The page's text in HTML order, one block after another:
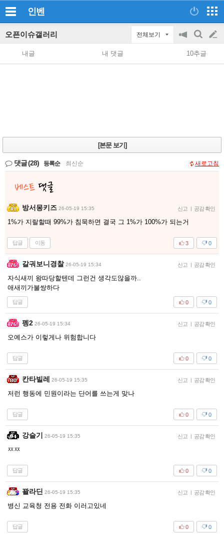
인벤
오픈이슈갤러리 전체보기
공
지
on/off
검
색
글
쓰
내글 내 댓글 10추글
[본문 보기]
댓글(28) 등록순 최신순 새로고침
방서몽키즈 26-05-19 15:35 신고 | 공감 확인
1%가 지랄할때 99%가 침묵하면 결국 그 1%가 100%가 되는거
답글 이동 0
3
갈궈보니경찰 26-05-19 15:34 신고 | 공감 확인
자식새끼 왕따당할텐데 그런건 생각도않을까..
애새끼가불쌍하다
답글 0
0
펭2 26-05-19 15:34 신고 | 공감 확인
오예스가 이렇게나 위험합니다
답글 0
0
칸타빌레 26-05-19 15:35 신고 | 공감 확인
저런 행동에 민원이라는 단어를 쓰는게 맞나
답글 0
0
강슬기 26-05-19 15:35 신고 | 공감 확인
ㅉㅉ
답글 0
0
꽐라딘 26-05-19 15:35 신고 | 공감 확인
병신 교육청 전용 전화 이러고있네
답글 0
0